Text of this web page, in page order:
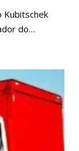
Kubitschek
do…